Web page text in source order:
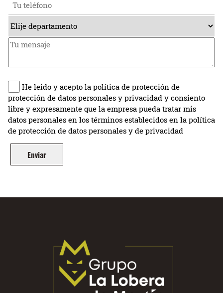
He leido y acepto la política de protección de
protección de datos personales y privacidad y consiento
libre y expresamente que la empresa pueda tratar mis
datos personales en los términos establecidos en la política
de protección de datos personales y de privacidad
Enviar